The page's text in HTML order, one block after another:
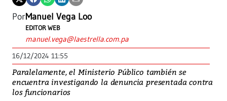
PorManuel Vega Loo
EDITOR WEB
manuel.vega@laestrella.com.pa
16/12/2024 11:55
Paralelamente, el Ministerio Público también se
encuentra investigando la denuncia presentada contra
los funcionarios